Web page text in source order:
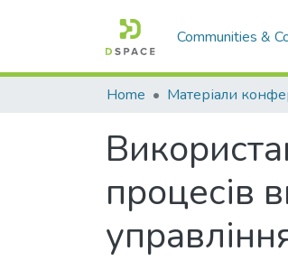
Communities &
Home
процесів